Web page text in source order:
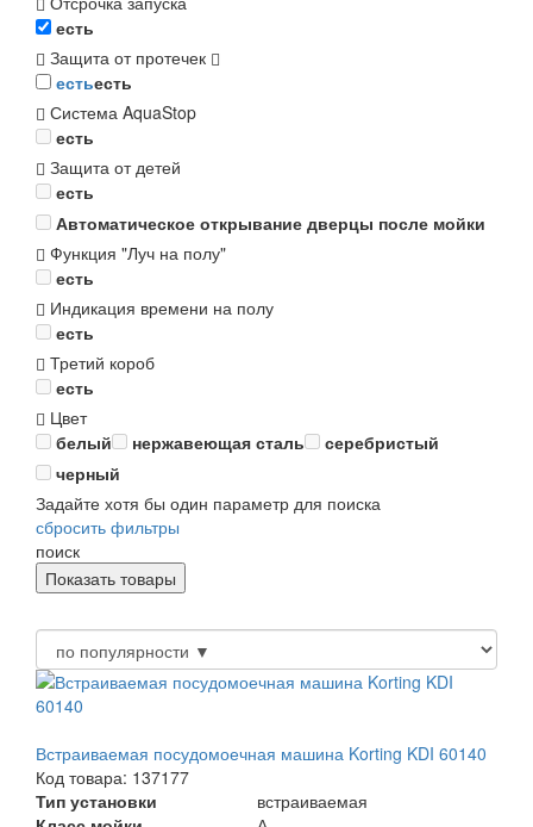
есть
Защита от протечек
естьесть
Система AquaStop
есть
Защита от детей
есть
Автоматическое открывание дверцы после мойки
Функция "Луч на полу"
есть
Индикация времени на полу
есть
Третий короб
есть
Цвет
белый
нержавеющая сталь
серебристый
черный
Задайте хотя бы один параметр для поиска
сбросить фильтры
поиск
Встраиваемая посудомоечная машина Korting KDI 60140
Код товара: 137177
Тип установки
встраиваемая